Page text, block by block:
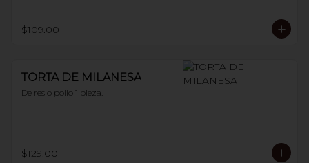
$109.00
TORTA DE MILANESA
De res o pollo 1 pieza.
$129.00